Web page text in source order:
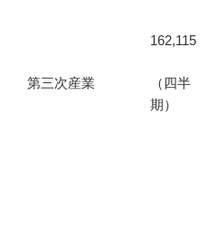
第三次産業
162,115
（四半
期）